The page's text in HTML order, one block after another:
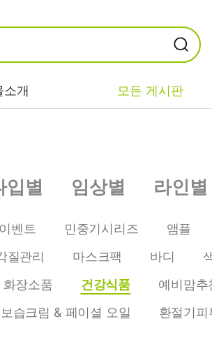
소개 모든 게시판
트러블/시카
민감/건조/속당
미백/화이트닝/
흔적
안티에이징/주
름/탄력
EGF/FGF/IGF
콜라겐
히알루론산
병풀/센텔라
판테놀
입별 임상별 라인별
이벤트 민중기시리즈 앰플
질관리 마스크팩 바디
화장소품 건강식품 예비맘추
보습크림 & 페이셜 오일 환절기피